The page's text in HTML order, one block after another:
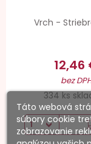
Vrch -
12,46
bez
334 ks
Táto webová
súbory cookie
zobrazovanie